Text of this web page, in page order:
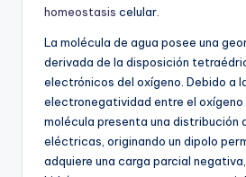
homeostasis celular.
La molécula de agua posee una
derivada de la disposición
electrónicos del oxígeno. Debido a
electronegatividad entre el oxígeno
molécula presenta una distribución
eléctricas, originando un dipolo
adquiere una carga parcial